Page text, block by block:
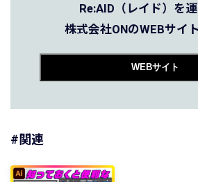
Re:AID（レイド）を
株式会社ONのWEBサイ
WEBサイト
#関連